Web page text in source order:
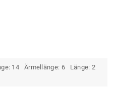
14 Ärmellänge: 6 Länge: 2